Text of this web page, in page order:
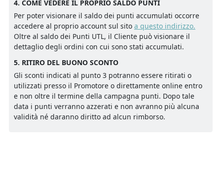
4. COME VEDERE IL PROPRIO SALDO PUNTI
Per poter visionare il saldo dei punti accumulati occorre
accedere al proprio account sul sito a questo indirizzo.
Oltre al saldo dei Punti UTL, il Cliente può visionare il
dettaglio degli ordini con cui sono stati accumulati.
5. RITIRO DEL BUONO SCONTO
Gli sconti indicati al punto 3 potranno essere ritirati o
utilizzati presso il Promotore o direttamente online entro
e non oltre il termine della campagna punti. Dopo tale
data i punti verranno azzerati e non avranno più alcuna
validità né daranno diritto ad alcun rimborso.